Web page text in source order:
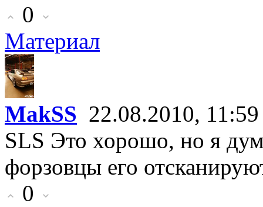
0
Материал
MakSS 22.08.2010, 11:59
SLS Это хорошо, но я
форзовцы его
0